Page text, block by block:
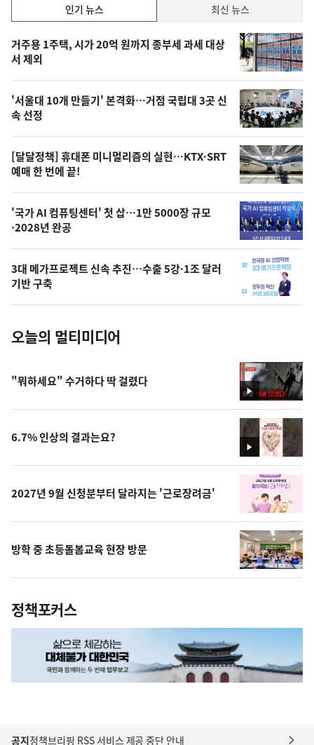
기,
최
신,
오
늘
의
영
상
오
의
사
진
인기 뉴스 최신 뉴스
기
뉴
스
거주용 1주택, 시가 20억 원까지 종부세 과세 대상
서 제외
'서울대 10개 만들기' 본격화…거점 국립대 3곳 신
속 선정
[달달정책] 휴대폰 미니멀리즘의 실현…KTX·SRT
예매 한 번에 끝!
'국가 AI 컴퓨팅센터' 첫 삽…1만 5000장 규모
·2028년 완공
3대 메가프로젝트 신속 추진…수출 5강·1조 달러
기반 구축
오늘의 멀티미디어
영
상
"뭐하세요" 수거하다 딱 걸렸다
영
상
6.7% 인상의 결과는요?
2027년 9월 신청분부터 달라지는 '근로장려금'
방학 중 초등돌봄교육 현장 방문
정책포커스
공지정책브리핑 RSS 서비스 제공 중단 안내